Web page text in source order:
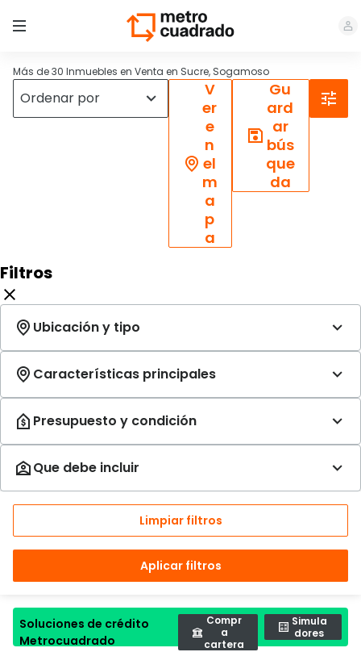
Más de 30 Inmuebles en Venta en Sucre, Sogamoso
V
er
e
n
el
m
a
p
a
Gu
ard
ar
bús
que
da
Filtros
Limpiar filtros
Aplicar filtros
Soluciones de crédito
Metrocuadrado
Compr
a
cartera
Simula
dores